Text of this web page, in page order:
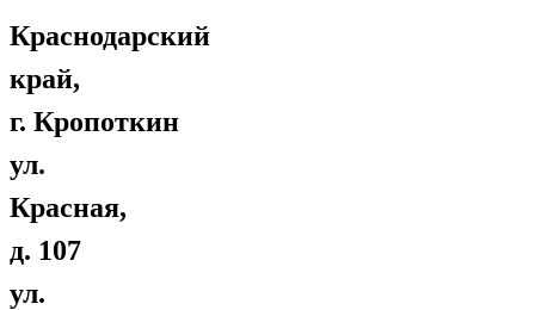
Краснодарский
край,
г. Кропоткин
ул.
Красная,
д. 107
ул.